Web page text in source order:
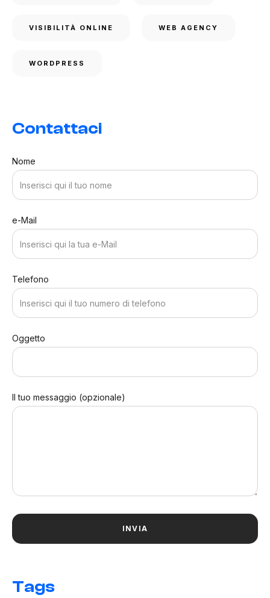
VISIBILITÀ ONLINE WEB AGENCY
WORDPRESS
Contattaci
Nome
e-Mail
Telefono
Oggetto
Il tuo messaggio (opzionale)
Tags